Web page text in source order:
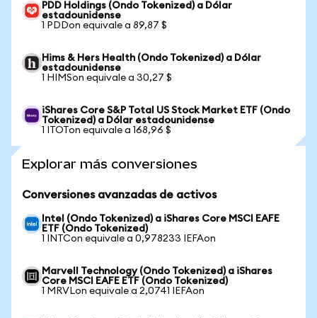
PDD Holdings (Ondo Tokenized) a Dólar
estadounidense
1 PDDon equivale a 89,87 $
Hims & Hers Health (Ondo Tokenized) a Dólar
estadounidense
1 HIMSon equivale a 30,27 $
iShares Core S&P Total US Stock Market ETF (Ondo
Tokenized) a Dólar estadounidense
1 ITOTon equivale a 168,96 $
Explorar más conversiones
Conversiones avanzadas de activos
Intel (Ondo Tokenized) a iShares Core MSCI EAFE
ETF (Ondo Tokenized)
1 INTCon equivale a 0,978233 IEFAon
Marvell Technology (Ondo Tokenized) a iShares
Core MSCI EAFE ETF (Ondo Tokenized)
1 MRVLon equivale a 2,0741 IEFAon